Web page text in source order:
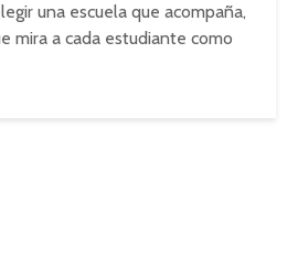
una escuela que acompaña,
mira a cada estudiante como